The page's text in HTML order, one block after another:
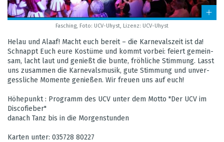
Fasching, Foto: UCV-Uhyst, Lizenz: UCV-Uhyst
Helau und Alaaf! Macht euch bereit – die Kar­ne­vals­zeit ist da!
Schnappt Euch eure Kos­tüme und kommt vor­bei: fei­ert gemein­
sam, lacht laut und genießt die bunte, fröh­li­che Stim­mung. Lasst
uns zusam­men die Kar­ne­vals­mu­sik, gute Stim­mung und unver­
gess­li­che Momente genie­ßen. Wir freuen uns auf euch!
Höhe­punkt : Pro­gramm des UCV unter dem Motto "Der UCV im
Dis­co­fie­ber"
danach Tanz bis in die Mor­gen­stun­den
Kar­ten unter: 035728 80227